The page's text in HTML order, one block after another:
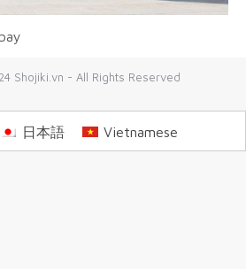
Shojiki.vn - All Rights Reserved
日本語 Vietnamese